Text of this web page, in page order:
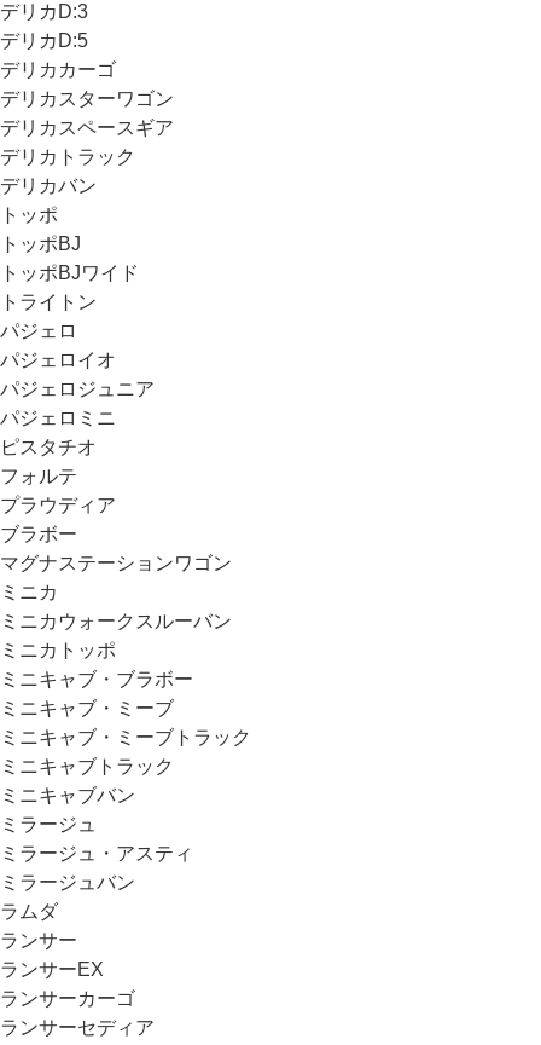
デリカD:3
デリカD:5
デリカカーゴ
デリカスターワゴン
デリカスペースギア
デリカトラック
デリカバン
トッポ
トッポBJ
トッポBJワイド
トライトン
パジェロ
パジェロイオ
パジェロジュニア
パジェロミニ
ピスタチオ
フォルテ
プラウディア
ブラボー
マグナステーションワゴン
ミニカ
ミニカウォークスルーバン
ミニカトッポ
ミニキャブ・ブラボー
ミニキャブ・ミーブ
ミニキャブ・ミーブトラック
ミニキャブトラック
ミニキャブバン
ミラージュ
ミラージュ・アスティ
ミラージュバン
ラムダ
ランサー
ランサーEX
ランサーカーゴ
ランサーセディア